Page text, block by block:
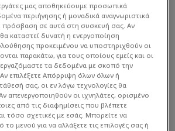
μας αποθηκεύουμε προσωπικά
περιήγησης ή μοναδικά αναγνωριστικά
πρόσβαση σε αυτά στη συσκευή σας. Αν
καταστεί δυνατή η ενεργοποίηση
προκειμένου να υποστηριχθούν οι
παρακάτω, για τους οποίους εμείς και οι
τα δεδομένα με σκοπό την
επιλέξετε Απόρριψη όλων όλων ή
σας, οι εν λόγω τεχνολογίες θα
απενεργοποιηθούν οι ιχνηλάτες, ορισμένο
από τις διαφημίσεις που βλέπετε
τόσο σχετικές με εσάς. Μπορείτε να
το μενού για να αλλάξετε τις επιλογές σας ή